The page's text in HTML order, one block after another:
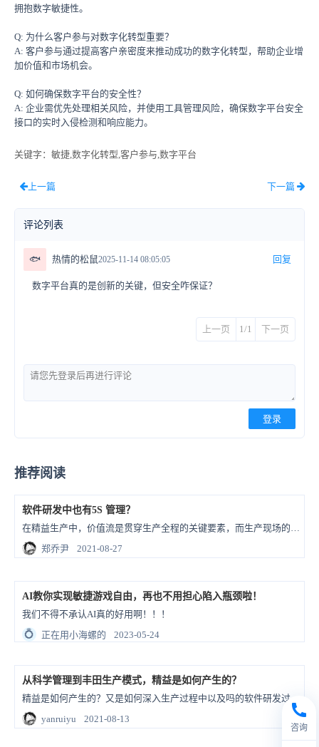
拥抱数字敏捷性。
Q: 为什么客户参与对数字化转型重要？
A: 客户参与通过提高客户亲密度来推动成功的数字化转型，帮助企业增
加价值和市场机会。
Q: 如何确保数字平台的安全性？
A: 企业需优先处理相关风险，并使用工具管理风险，确保数字平台安全
接口的实时入侵检测和响应能力。
关键字 ：敏捷,数字化转型,客户参与,数字平台
上一篇 下一篇
评论列表
🐟 热情的松鼠2025-11-14 08:05:05 回复
数字平台真的是创新的关键，但安全咋保证？
上一页 1/1 下一页
登录
推荐阅读
软件研发中也有5S 管理？
郑乔尹
2021-08-27
AI教你实现敏捷游戏自由，再也不用担心陷入瓶颈啦！
我们不得不承认AI真的好用啊！！！
💍
正在用小海螺的 2023-05-24
从科学管理到丰田生产模式，精益是如何产生的？
yanruiyu
2021-08-13
咨询